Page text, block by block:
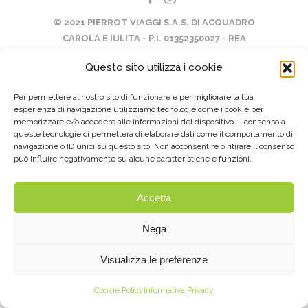
Questo sito utilizza i cookie
Per permettere al nostro sito di funzionare e per migliorare la tua
esperienza di navigazione utilizziamo tecnologie come i cookie per
memorizzare e/o accedere alle informazioni del dispositivo. Il consenso a
queste tecnologie ci permetterà di elaborare dati come il comportamento di
navigazione o ID unici su questo sito. Non acconsentire o ritirare il consenso
può influire negativamente su alcune caratteristiche e funzioni.
Accetta
Nega
Visualizza le preferenze
Cookie PolicyInformativa Privacy
© 2021 PIERROT VIAGGI S.A.S. DI ACQUADRO
CAROLA E IULITA - P.I. 01352350027 - REA
COMUNICAZIONE